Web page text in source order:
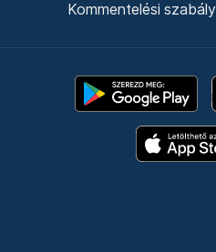
Kommentelési